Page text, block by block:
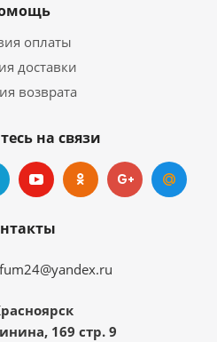
оплаты
доставки
возврата
на связи
169 стр. 9